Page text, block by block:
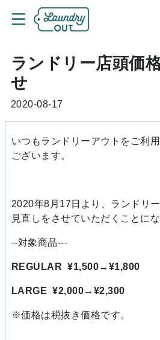
ランドリー店頭価
せ
2020-08-17
いつもランドリーアウトをご利
ございます。
2020年8月17日より、ランドリ
見直しをさせていただくことにな
--対象商品---
REGULAR ¥1,500→¥1,800
LARGE ¥2,000→¥2,300
※価格は税抜き価格です。